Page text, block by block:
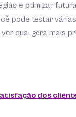
e otimizar
pode testar
ver qual gera mais
dos